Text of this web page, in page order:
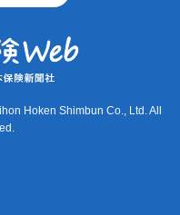
Hoken Shimbun Co., Ltd. All